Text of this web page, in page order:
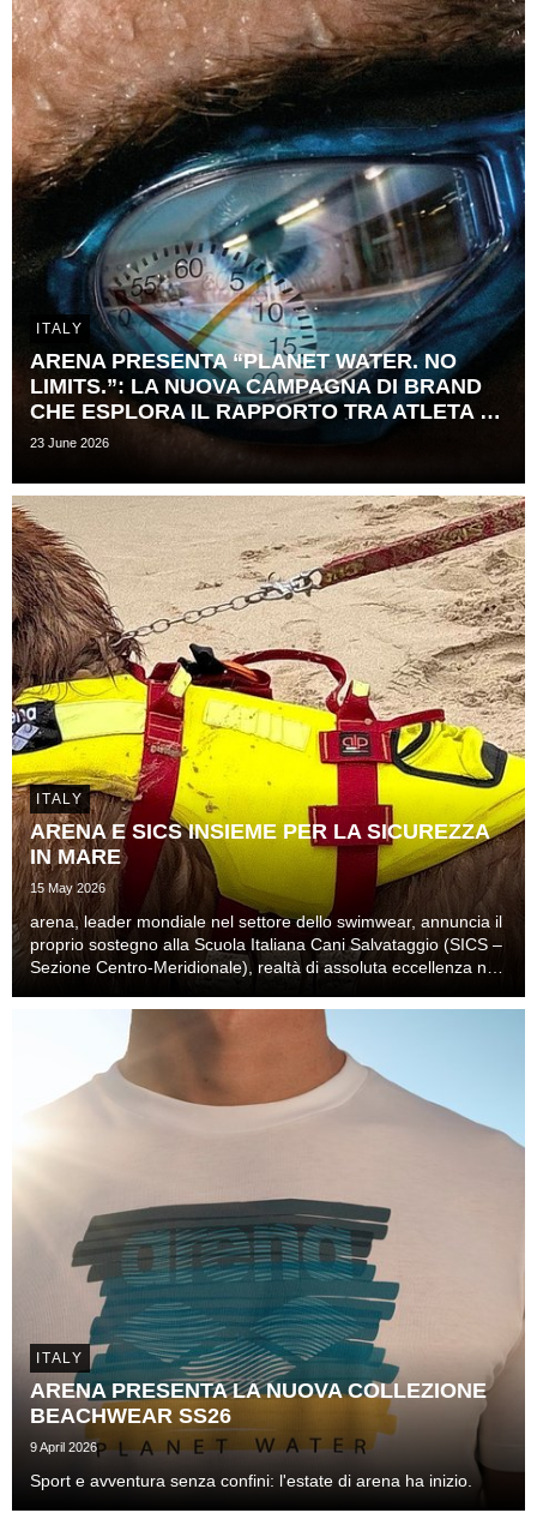
ITALY
ARENA PRESENTA “PLANET WATER. NO
LIMITS.”: LA NUOVA CAMPAGNA DI BRAND
CHE ESPLORA IL RAPPORTO TRA ATLETA E ​
TEMPO
23 June 2026
ITALY
ARENA E SICS INSIEME PER LA SICUREZZA
IN MARE
15 May 2026
arena, leader mondiale nel settore dello swimwear, annuncia il
proprio sostegno alla Scuola Italiana Cani Salvataggio (SICS –
Sezione Centro-Meridionale), realtà di assoluta eccellenza nel
ITALY
ARENA PRESENTA LA NUOVA COLLEZIONE
BEACHWEAR SS26
9 April 2026
Sport e avventura senza confini: l'estate di arena ha inizio.